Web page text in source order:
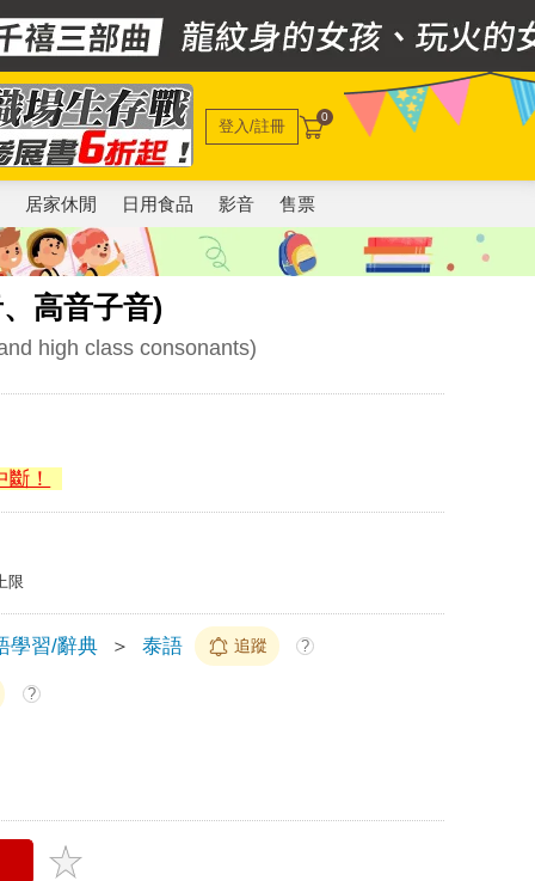
登入/註冊 0
居家休閒 日用食品 影音 售票
高音子音)
high class consonants)
！
限
學習/辭典 ＞ 泰語 追蹤 ?
?